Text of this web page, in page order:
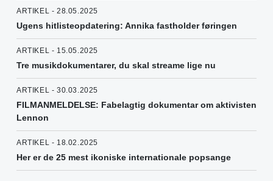
ARTIKEL - 28.05.2025
Ugens hitlisteopdatering: Annika fastholder føringen
ARTIKEL - 15.05.2025
Tre musikdokumentarer, du skal streame lige nu
ARTIKEL - 30.03.2025
FILMANMELDELSE: Fabelagtig dokumentar om aktivisten
Lennon
ARTIKEL - 18.02.2025
Her er de 25 mest ikoniske internationale popsange